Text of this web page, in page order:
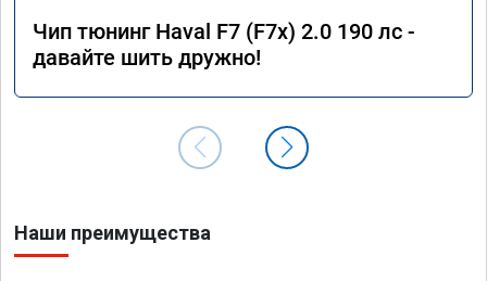
Чип тюнинг Haval F7 (F7x) 2.0 190 лс -
давайте шить дружно!
Наши преимущества